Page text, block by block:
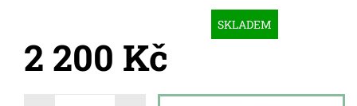
SKLADEM
2 200 Kč